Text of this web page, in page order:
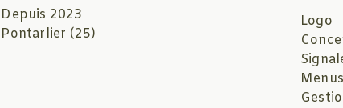
Depuis 2023
Pontarlier (25)
Logo